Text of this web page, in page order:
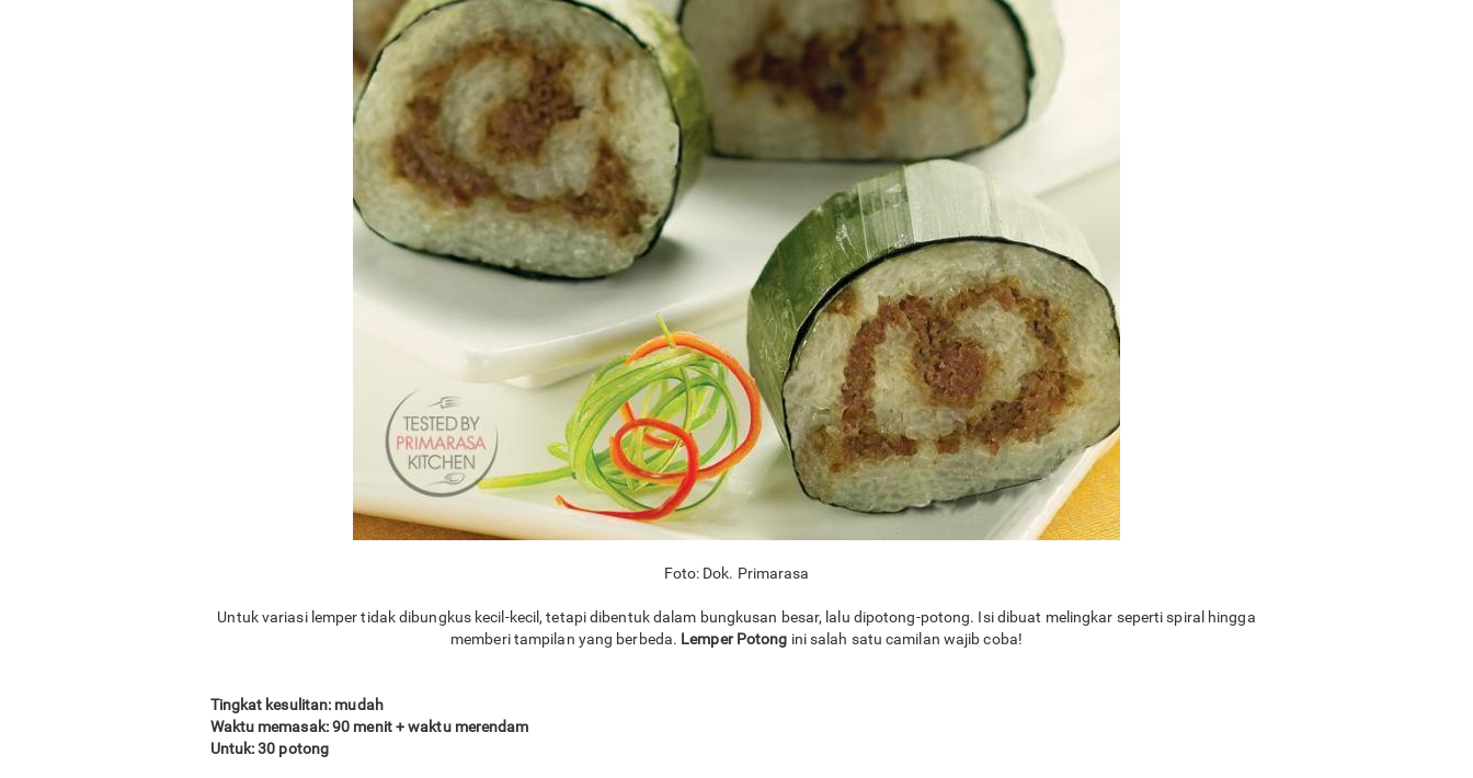
Foto: Dok. Primarasa
Untuk variasi lemper tidak dibungkus kecil-kecil, tetapi dibentuk dalam bungkusan besar, lalu dipotong-potong. Isi dibuat melingkar seperti spiral hingga
memberi tampilan yang berbeda. Lemper Potong ini salah satu camilan wajib coba!
Tingkat kesulitan: mudah
Waktu memasak: 90 menit + waktu merendam
Untuk: 30 potong